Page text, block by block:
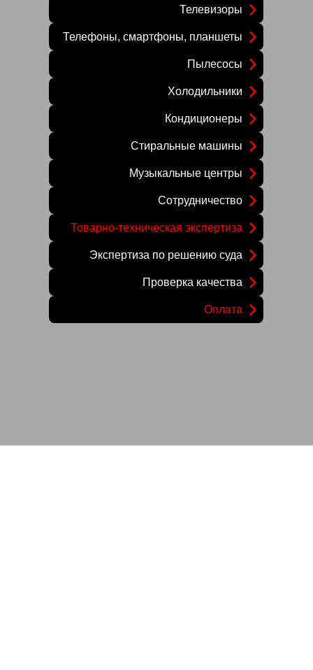
Телевизоры
Телефоны, смартфоны, планшеты
Пылесосы
Холодильники
Кондиционеры
Стиральные машины
Музыкальные центры
Сотрудничество
Товарно-техническая экспертиза
Экспертиза по решению суда
Проверка качества
Оплата